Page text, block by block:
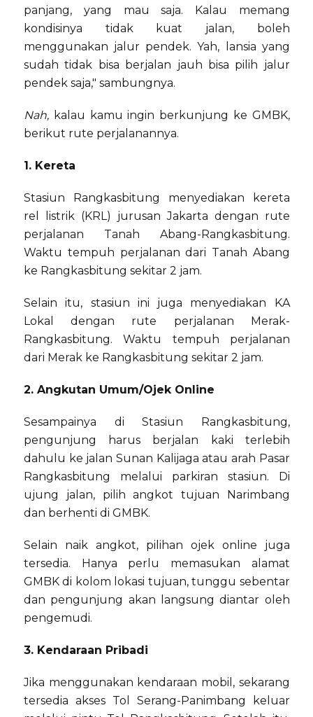
panjang, yang mau saja. Kalau memang
kondisinya tidak kuat jalan, boleh
menggunakan jalur pendek. Yah, lansia yang
sudah tidak bisa berjalan jauh bisa pilih jalur
pendek saja," sambungnya.
Nah, kalau kamu ingin berkunjung ke GMBK,
berikut rute perjalanannya.
1. Kereta
Stasiun Rangkasbitung menyediakan kereta
rel listrik (KRL) jurusan Jakarta dengan rute
perjalanan Tanah Abang-Rangkasbitung.
Waktu tempuh perjalanan dari Tanah Abang
ke Rangkasbitung sekitar 2 jam.
Selain itu, stasiun ini juga menyediakan KA
Lokal dengan rute perjalanan Merak-
Rangkasbitung. Waktu tempuh perjalanan
dari Merak ke Rangkasbitung sekitar 2 jam.
2. Angkutan Umum/Ojek Online
Sesampainya di Stasiun Rangkasbitung,
pengunjung harus berjalan kaki terlebih
dahulu ke jalan Sunan Kalijaga atau arah Pasar
Rangkasbitung melalui parkiran stasiun. Di
ujung jalan, pilih angkot tujuan Narimbang
dan berhenti di GMBK.
Selain naik angkot, pilihan ojek online juga
tersedia. Hanya perlu memasukan alamat
GMBK di kolom lokasi tujuan, tunggu sebentar
dan pengunjung akan langsung diantar oleh
pengemudi.
3. Kendaraan Pribadi
Jika menggunakan kendaraan mobil, sekarang
tersedia akses Tol Serang-Panimbang keluar